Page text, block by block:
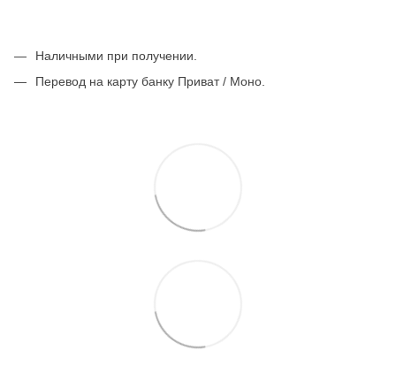
Наличными при получении.
Перевод на карту банку Приват / Моно.